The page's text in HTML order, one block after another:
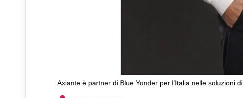
Axiante è partner di Blue Yonder per l’Italia nelle soluzioni